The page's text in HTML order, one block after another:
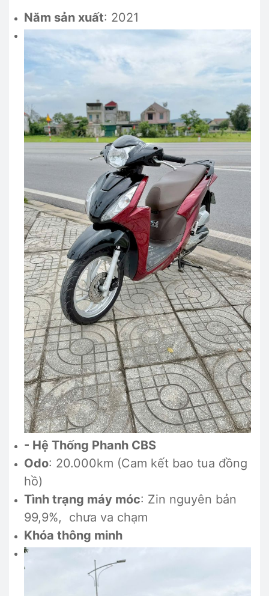
Năm sản xuất: 2021
- Hệ Thống Phanh CBS
Odo: 20.000km (Cam kết bao tua đồng
hồ)
Tình trạng máy móc: Zin nguyên bản
99,9%, chưa va chạm
Khóa thông minh